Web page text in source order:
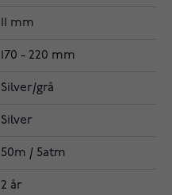
11 mm
170 - 220 mm
Silver/grå
Silver
50m / 5atm
2 år